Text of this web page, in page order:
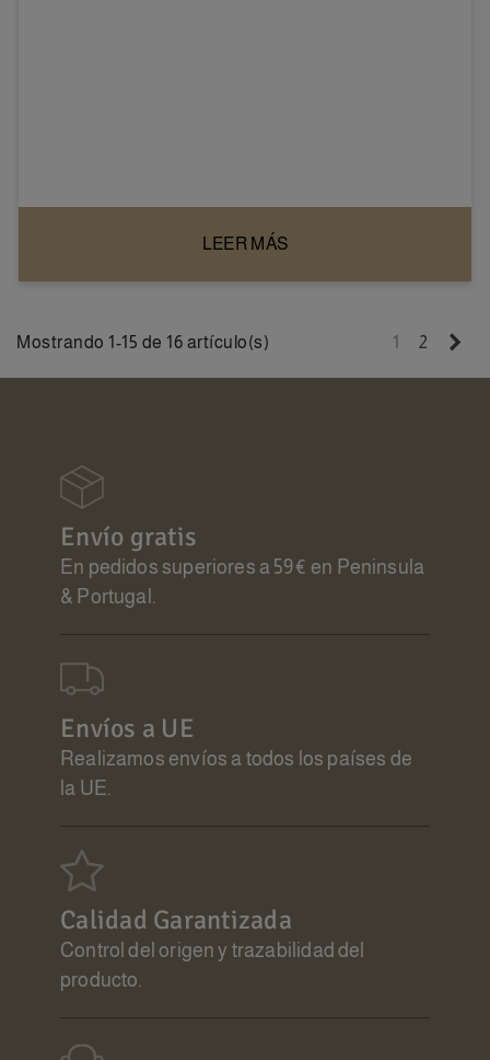
LEER MÁS
Mostrando 1-15 de 16 artículo(s) 1 2
Envío gratis
En pedidos superiores a 59€ en Peninsula
& Portugal.
Envíos a UE
Realizamos envíos a todos los países de
la UE.
Calidad Garantizada
Control del origen y trazabilidad del
producto.